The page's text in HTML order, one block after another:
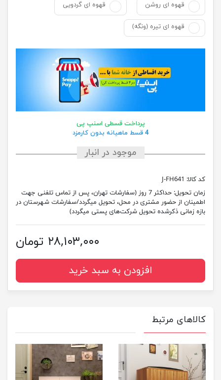
قهوه ای روشن قهوه ای گردویی
قهوه ای تیره (ونگه)
پرداخت قسطی اسنپ پی
4 قسط ماهیانه بدون کارمزد
موجود در انبار
کد کالا: J-FH641
زمان تحویل:
حداکثر 7 روز (سفارشات تهران، پس از تماس تلفنی جهت
اطمینان از حضور مشتری در محل، تحویل میگردد/سفارشات شهرستان در
بازه زمانی ذکرشده تحویل شرکت‌های پستی میگردد)
۲۸,۱۰۳,۰۰۰ تومان
افزودن به سبد خرید
کالاهای مرتبط